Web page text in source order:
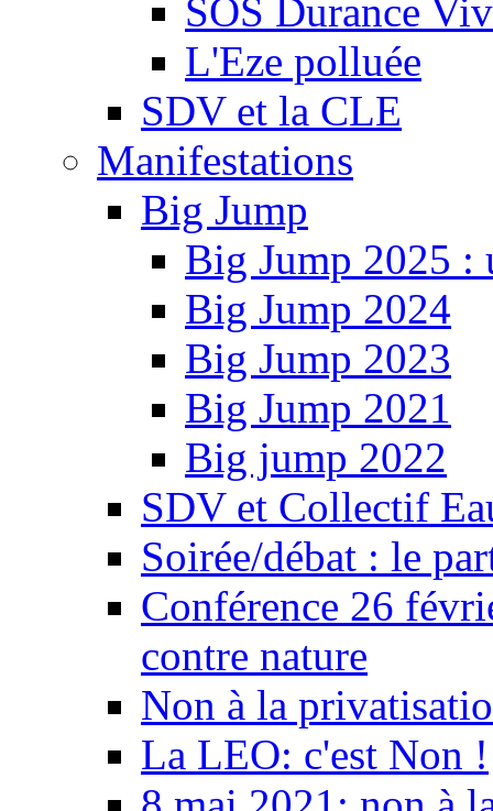
SOS Durance
L'Eze polluée
SDV et la CLE
Manifestations
Big Jump
Big Jump 2025 :
Big Jump 2024
Big Jump 2023
Big Jump 2021
Big jump 2022
SDV et Collectif
Soirée/débat : le
Conférence 26
contre nature
Non à la
La LEO: c'est Non !